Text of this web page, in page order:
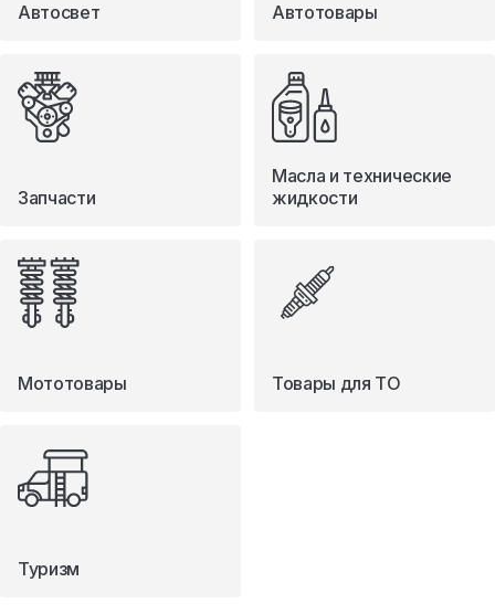
Автосвет Автотовары
Запчасти
Масла и технические
жидкости
Мототовары Товары для ТО
Туризм